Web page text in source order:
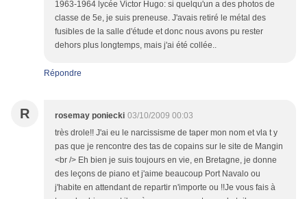
1963-1964 lycée Victor Hugo: si quelqu'un a des photos de
classe de 5e, je suis preneuse. J'avais retiré le métal des
fusibles de la salle d'étude et donc nous avons pu rester
dehors plus longtemps, mais j'ai été collée..
Répondre
R rosemay poniecki 03/10/2009 00:03
très drole!! J'ai eu le narcissisme de taper mon nom et vla t y
pas que je rencontre des tas de copains sur le site de Mangin
<br /> Eh bien je suis toujours en vie, en Bretagne, je donne
des leçons de piano et j'aime beaucoup Port Navalo ou
j'habite en attendant de repartir n'importe ou !!Je vous fais à